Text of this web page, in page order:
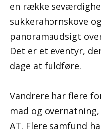
en række
sukkerahornskove
panoramaudsigt
Det er et eventyr,
dage at fuldføre.
Vandrere har flere
mad og
AT. Flere samfund